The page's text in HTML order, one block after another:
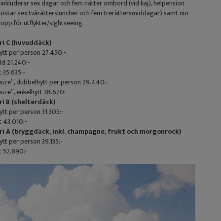
inkluderar sex dagar och fem nätter ombord (vid kaj), helpension
sex tvårättersluncher och fem trerättersmiddagar) samt nio
för utflykter/sightseeing.
C (huvuddäck)
per person 27.450:-
21.240:-
dubbelhytt per person 29.440:-
enkelhytt 38.670:-
B (shelterdäck)
per person 31.305:-
43.010:-
A (bryggdäck, inkl. champagne, frukt och morgonrock)
per person 39.135:-
52.890:-